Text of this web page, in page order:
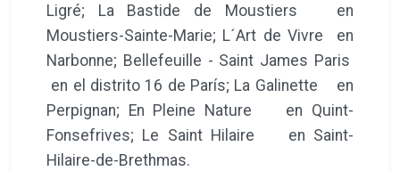
Ligré; La Bastide de Moustiers en
Moustiers-Sainte-Marie; L´Art de Vivre en
Narbonne; Bellefeuille - Saint James Paris
en el distrito 16 de París; La Galinette en
Perpignan; En Pleine Nature en Quint-
Fonsefrives; Le Saint Hilaire en Saint-
Hilaire-de-Brethmas.